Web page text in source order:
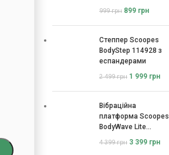
999грн 899 грн
Степпер Scoopes
BodyStep 114928 з
еспандерами
2 499грн 1 999 грн
Вібраційна
платформа Scoopes
BodyWave Lite
4 399грн 3 399 грн